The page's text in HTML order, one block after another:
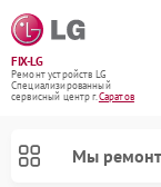
FIX-LG
Ремонт устройств LG
Специализированный
cервисный центр г.Саратов
Мы